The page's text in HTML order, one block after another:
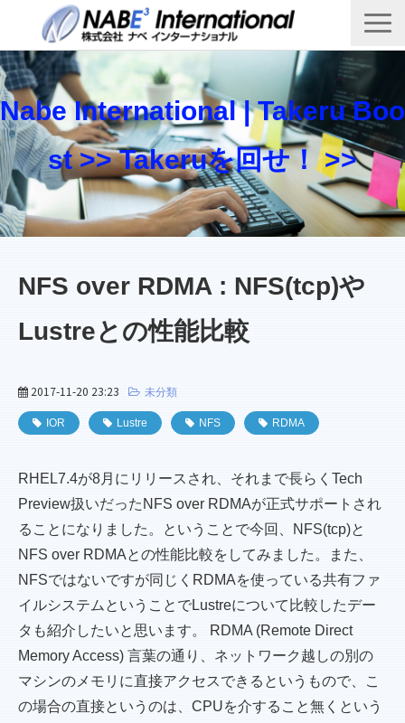
製品・サービス一覧
Takeru Boost 技術情報ブログ
会社概要
お問い合わせ
Nabe International | Takeru Boo
st >> Takeruを回せ！ >>
NFS over RDMA : NFS(tcp)や
Lustreとの性能比較
2017-11-20 23:23 未分類
IOR Lustre NFS RDMA
RHEL7.4が8月にリリースされ、それまで長らくTech
Preview扱いだったNFS over RDMAが正式サポートされ
ることになりました。ということで今回、NFS(tcp)と
NFS over RDMAとの性能比較をしてみました。また、
NFSではないですが同じくRDMAを使っている共有ファ
イルシステムということでLustreについて比較したデー
タも紹介したいと思います。 RDMA (Remote Direct
Memory Access) 言葉の通り、ネットワーク越しの別の
マシンのメモリに直接アクセスできるというもので、こ
の場合の直接というのは、CPUを介すること無くという